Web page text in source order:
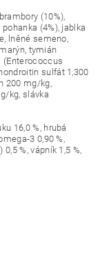
(10%),
(4%), jablka
lněné semeno,
tymián
(Enterococcus
sulfát 1,300
200 mg/kg,
kg, slávka
16,0 %, hrubá
3 0,90 %,
0,5 %, vápník 1,5 %,